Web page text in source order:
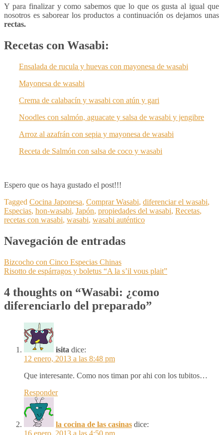
Y para finalizar y como sabemos que lo que os gusta al igual que
nosotros es saborear los productos a continuación os dejamos unas
rectas.
Recetas con Wasabi:
Ensalada de rucula y huevas con mayonesa de wasabi
Mayonesa de wasabi
Crema de calabacín y wasabi con atún y gari
Noodles con salmón, aguacate y salsa de wasabi y jengibre
Arroz al azafrán con sepia y mayonesa de wasabi
Receta de Salmón con salsa de coco y wasabi
Espero que os haya gustado el post!!!
Tagged Cocina Japonesa, Comprar Wasabi, diferenciar el wasabi,
Especias, hon-wasabi, Japón, propiedades del wasabi, Recetas,
recetas con wasabi, wasabi, wasabi auténtico
Navegación de entradas
Bizcocho con Cinco Especias Chinas
Risotto de espárragos y boletus “A la s’il vous plait”
4 thoughts on “Wasabi: ¿como
diferenciarlo del preparado”
isita dice:
12 enero, 2013 a las 8:48 pm
Que interesante. Como nos timan por ahi con los tubitos…
Responder
la cocina de las casinas dice:
16 enero, 2013 a las 4:50 pm